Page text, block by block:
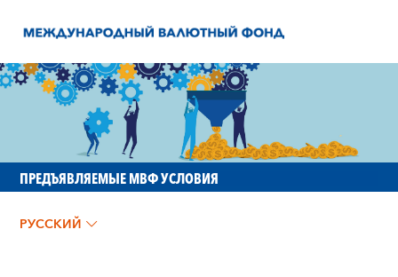
ПРЕДЪЯВЛЯЕМЫЕ МВФ УСЛОВИЯ
РУССКИЙ